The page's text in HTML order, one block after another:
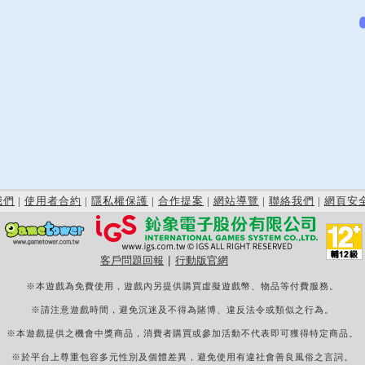
們 | 使用者合約 | 隱私權保護 | 合作提案 | 網站導覽 | 聯絡我們 | 網頁安
客戶問題回報 行動版官網
※本遊戲為免費使用，遊戲內另提供購買虛擬遊戲幣、物品等付費服務。
※請注意遊戲時間，避免沉迷及不得為賭博、違反法令或類似之行為。
※本遊戲提供之機會中獎商品，消費者購買或參加活動不代表即可獲得特定商品。
※於平台上尊重包容多元性別及個體差異，避免使用有違社會善良風俗之言詞。